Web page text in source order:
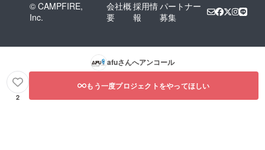
© CAMPFIRE,
Inc.
会社概
要
採用情
報
パートナー
募集
afuさんへアンコール
2
もう一度プロジェクトをやってほしい